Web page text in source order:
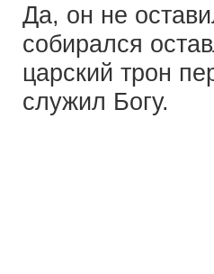
Да, он не
собирался
царский трон
служил Богу.